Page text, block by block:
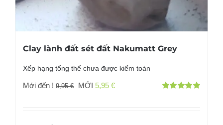
Clay lành đất sét đất Nakumatt Grey
Xếp hạng tổng thể chưa được kiểm toán
Mới đến ! 9,95€
Giá
MỚI 5,95 €Giá